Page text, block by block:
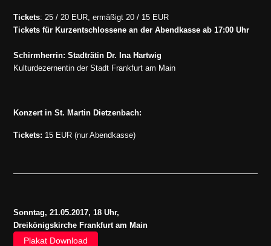
Tickets: 25 / 20 EUR, ermäßigt 20 / 15 EUR
Tickets für Kurzentschlossene an der Abendkasse ab 17:00 Uhr
Schirmherrin: Stadträtin Dr. Ina Hartwig
Kulturdezernentin der Stadt Frankfurt am Main
Konzert in St. Martin Dietzenbach:
Tickets: 15 EUR (nur Abendkasse)
Sonntag, 21.05.2017, 18 Uhr,
Dreikönigskirche Frankfurt am Main
Plakat Download